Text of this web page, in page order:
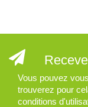
Vous pouvez
trouverez pour
conditions